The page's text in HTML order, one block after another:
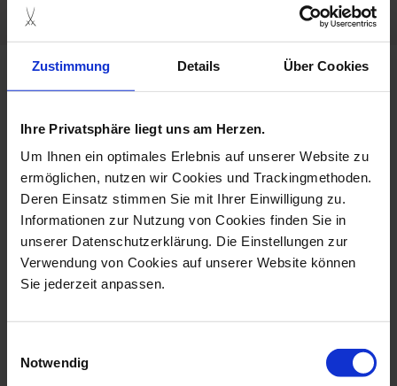
Zustimmung Details Über Cookies
Ihre Privatsphäre liegt uns am Herzen.
Um Ihnen ein optimales Erlebnis auf unserer Website zu
ermöglichen, nutzen wir Cookies und Trackingmethoden.
Deren Einsatz stimmen Sie mit Ihrer Einwilligung zu.
Informationen zur Nutzung von Cookies finden Sie in
unserer Datenschutzerklärung. Die Einstellungen zur
Verwendung von Cookies auf unserer Website können
Sie jederzeit anpassen.
Notwendig
collection
Angel With Trumpet,
Angel With Kettledrum,